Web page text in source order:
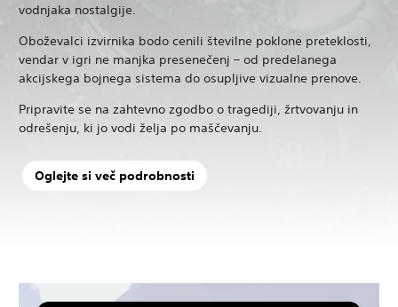
vodnjaka nostalgije.
Oboževalci izvirnika bodo cenili številne poklone preteklosti,
vendar v igri ne manjka presenečenj – od predelanega
akcijskega bojnega sistema do osupljive vizualne prenove.
Pripravite se na zahtevno zgodbo o tragediji, žrtvovanju in
odrešenju, ki jo vodi želja po maščevanju.
Oglejte si več podrobnosti